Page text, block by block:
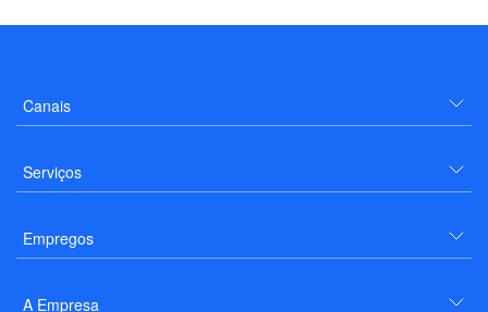
Canais
Serviços
Empregos
A Empresa